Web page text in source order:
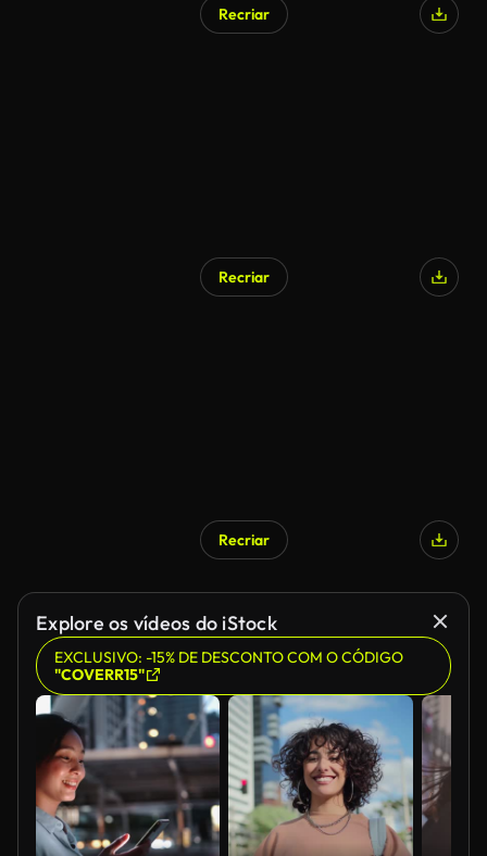
Recriar
Recriar
Recriar
Explore os vídeos do iStock
EXCLUSIVO: -15% DE DESCONTO COM O CÓDIGO
"COVERR15"